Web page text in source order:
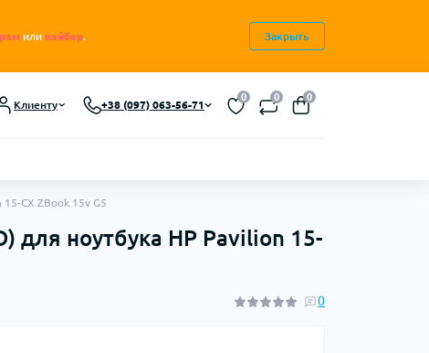
или вайбер. Закрыть
Клиенту +38 (097) 063-56-71
0 0 0
CX ZBook 15v G5
для ноутбука HP Pavilion 15-
0